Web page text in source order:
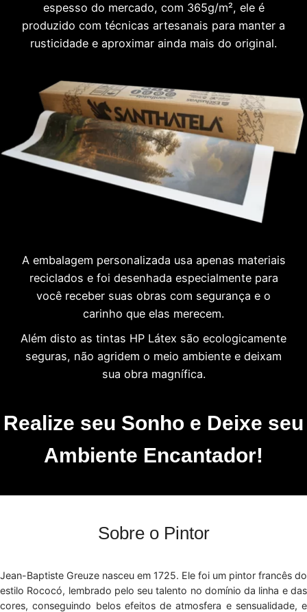
espesso do mercado, com 365g/m², ele é
produzido com técnicas artesanais para manter a
rusticidade e aproximar ainda mais do original.
A embalagem personalizada usa apenas materiais
reciclados e foi desenhada especialmente para
você receber suas obras com segurança e o
carinho que elas merecem.
Além disto as tintas HP Látex são ecologicamente
seguras, não agridem o meio ambiente e deixam
sua obra magnífica.
Realize seu Sonho e Deixe seu
Ambiente Encantador!
Sobre o Pintor
Jean-Baptiste Greuze nasceu em 1725. Ele foi um pintor francês do
estilo Rococó, lembrado pelo seu talento no domínio da linha e das
cores, conseguindo belos efeitos de atmosfera e sensualidade, e